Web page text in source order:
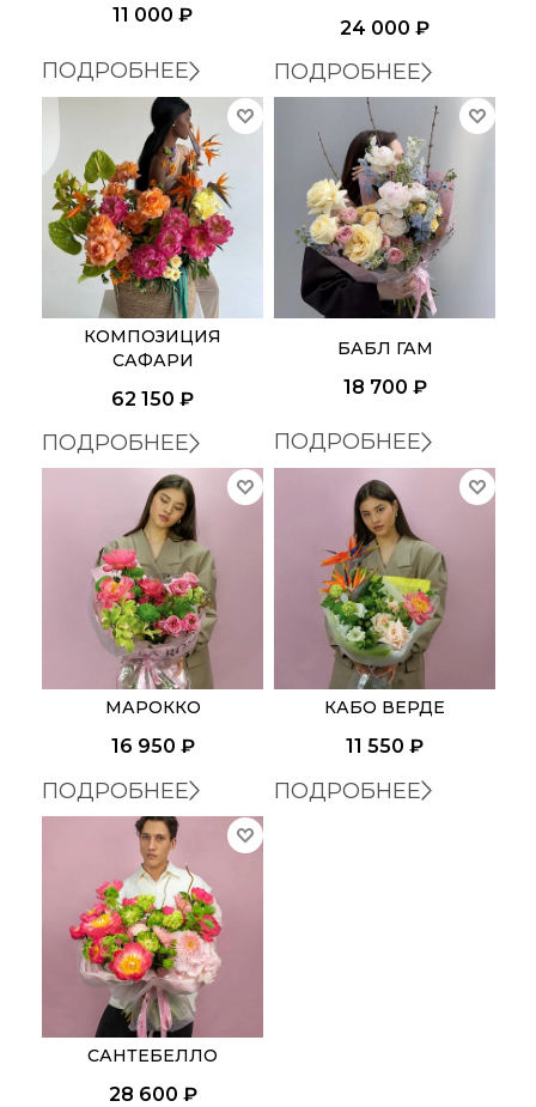
11 000 ₽
ПОДРОБНЕЕ
24 000 ₽
ПОДРОБНЕЕ
КОМПОЗИЦИЯ
САФАРИ
62 150 ₽
ПОДРОБНЕЕ
БАБЛ ГАМ
18 700 ₽
ПОДРОБНЕЕ
МАРОККО
16 950 ₽
ПОДРОБНЕЕ
КАБО ВЕРДЕ
11 550 ₽
ПОДРОБНЕЕ
САНТЕБЕЛЛО
28 600 ₽